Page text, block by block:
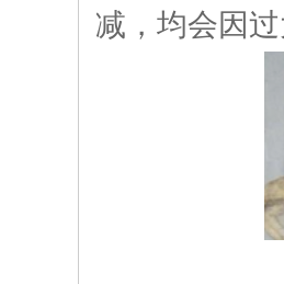
减，均会因